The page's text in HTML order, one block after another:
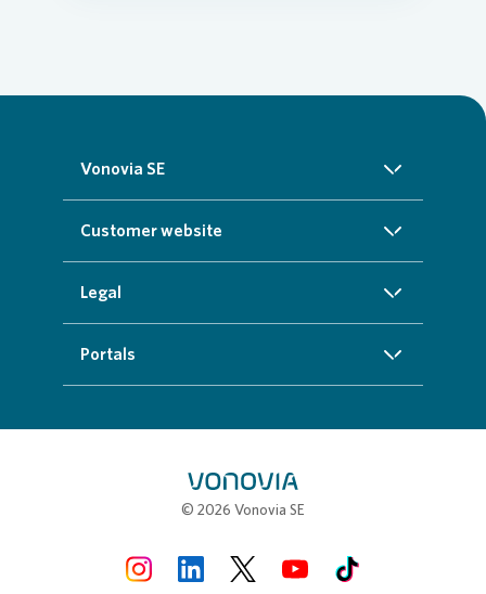
Vonovia SE
About us
Sustainability
Careers
Customer website
Homepage
Customer service
Additional offers
Legal
Imprint
Portals
© 2026 Vonovia SE